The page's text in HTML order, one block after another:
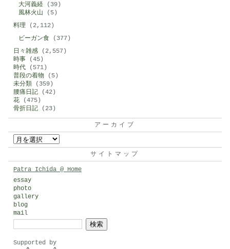
大河義経 (39)
風林火山 (5)
料理 (2,112)
ビーガン食 (377)
日々雑感 (2,557)
時事 (45)
時代 (571)
普段の着物 (5)
未分類 (359)
腰痛日記 (42)
花 (475)
骨折日記 (23)
アーカイブ
イ
サイトマップ
Patra Ichida @ Home
essay
photo
gallery
blog
mail
Supported by